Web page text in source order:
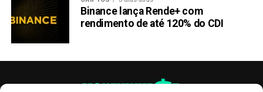
Binance lança Rende+ com
rendimento de até 120% do CDI